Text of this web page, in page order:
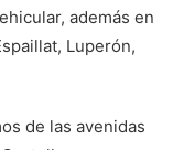
además en
Luperón,
de las avenidas